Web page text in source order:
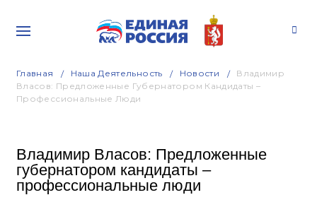
Главная Наша Деятельность Новости
Владимир
Власов: Предложенные Губернатором Кандидаты –
Профессиональные Люди
Владимир Власов: Предложенные
губернатором кандидаты –
профессиональные люди